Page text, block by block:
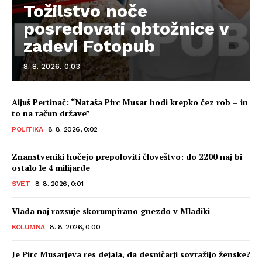
Tožilstvo noče
posredovati obtožnice v
zadevi Fotopub
8. 8. 2026, 0:03
Aljuš Pertinač: “Nataša Pirc Musar hodi krepko čez rob – in
to na račun države”
POLITIKA 8. 8. 2026, 0:02
Znanstveniki hočejo prepoloviti človeštvo: do 2200 naj bi
ostalo le 4 milijarde
SVET 8. 8. 2026, 0:01
Vlada naj razsuje skorumpirano gnezdo v Mladiki
KOLUMNA 8. 8. 2026, 0:00
Je Pirc Musarjeva res dejala, da desničarji sovražijo ženske?